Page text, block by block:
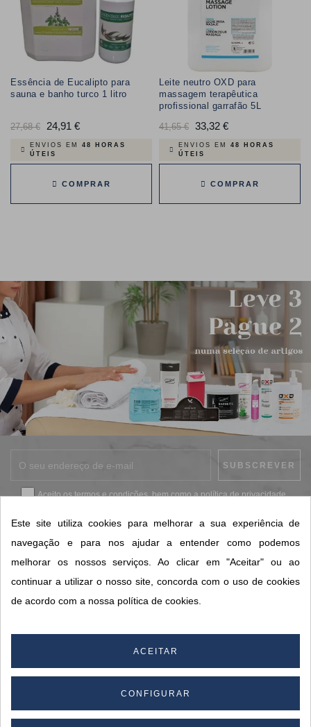
Essência de Eucalipto para
sauna e banho turco 1 litro
Preço
normal
27,68 € 24,91 €Preço
ENVIOS EM 48 HORAS
ÚTEIS
COMPRAR
Leite neutro OXD para
massagem terapêutica
profissional garrafão 5L
Preço
normal
41,65 € 33,32 €Preço
ENVIOS EM 48 HORAS
ÚTEIS
COMPRAR
Aceito ostermos e condições, bem como apolítica de privacidade.
CONTACTOS SORISA
Este site utiliza cookies para melhorar a sua experiência de
navegação e para nos ajudar a entender como podemos
melhorar os nossos serviços. Ao clicar em "Aceitar" ou ao
continuar a utilizar o nosso site, concorda com o uso de cookies
de acordo com a nossa política de cookies.
ACEITAR
CONFIGURAR